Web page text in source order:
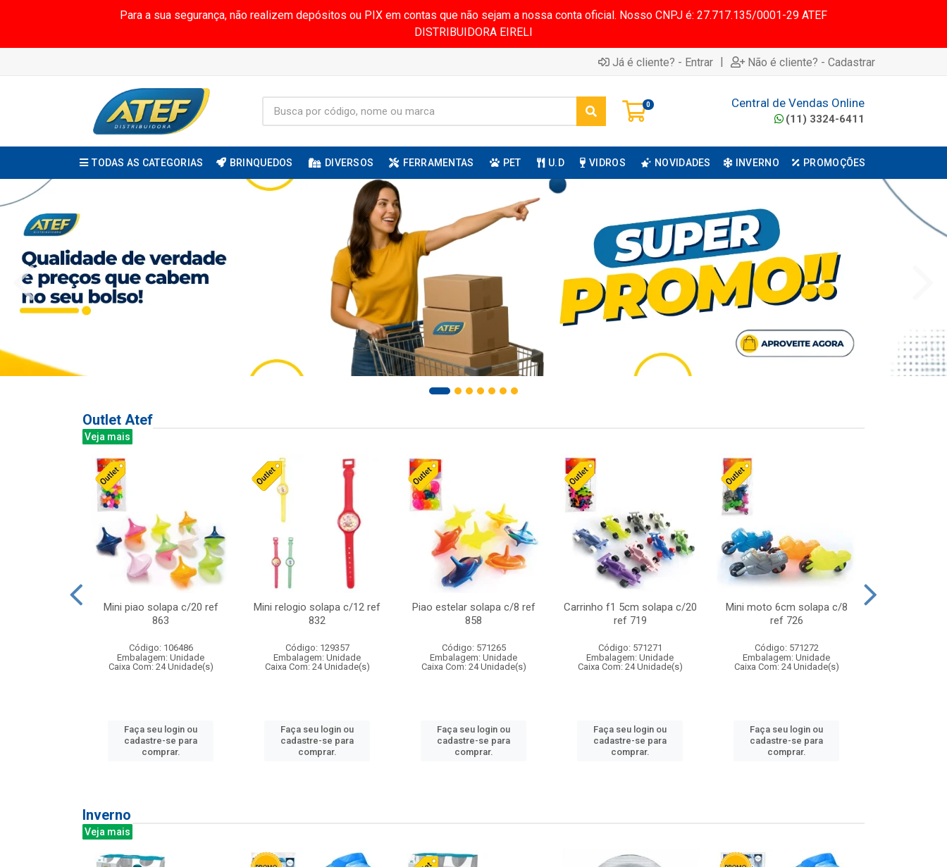
Para a sua segurança, não realizem depósitos ou PIX em contas que não sejam a nossa conta oficial. Nosso CNPJ é: 27.717.135/0001-29 ATEF
DISTRIBUIDORA EIRELI
Já é cliente? - Entrar | Não é cliente? - Cadastrar
0 Central de Vendas Online
(11) 3324-6411
TODAS AS CATEGORIAS BRINQUEDOS DIVERSOS FERRAMENTAS PET U.D VIDROS NOVIDADES INVERNO PROMOÇÕES
Outlet Atef
Veja mais
Mini piao solapa c/20 ref
863
Código: 106486
Embalagem: Unidade
Caixa Com: 24 Unidade(s)
Faça seu login ou
cadastre-se para
comprar.
Mini relogio solapa c/12 ref
832
Código: 129357
Embalagem: Unidade
Caixa Com: 24 Unidade(s)
Faça seu login ou
cadastre-se para
comprar.
Piao estelar solapa c/8 ref
858
Código: 571265
Embalagem: Unidade
Caixa Com: 24 Unidade(s)
Faça seu login ou
cadastre-se para
comprar.
Carrinho f1 5cm solapa c/20
ref 719
Código: 571271
Embalagem: Unidade
Caixa Com: 24 Unidade(s)
Faça seu login ou
cadastre-se para
comprar.
Mini moto 6cm solapa c/8
ref 726
Código: 571272
Embalagem: Unidade
Caixa Com: 24 Unidade(s)
Faça seu login ou
cadastre-se para
comprar.
Inverno
Veja mais